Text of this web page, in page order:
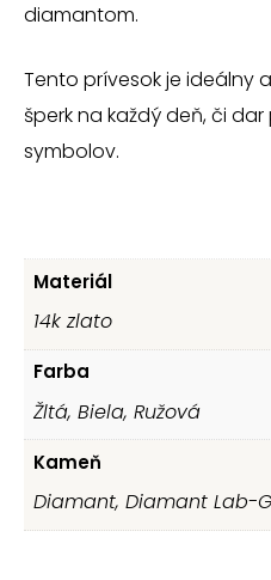
diamantom.
Tento prívesok je ideálny
šperk na každý deň, či dar
symbolov.
Materiál
14k zlato
Farba
Žltá, Biela, Ružová
Kameň
Diamant, Diamant Lab-